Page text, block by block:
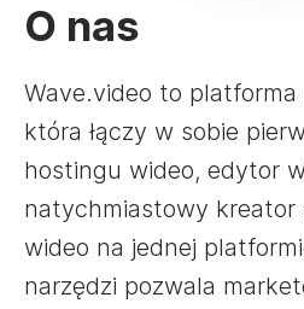
O nas
Wave.video to
która łączy w sobie
hostingu wideo, edytor
natychmiastowy
wideo na jednej
narzędzi pozwala